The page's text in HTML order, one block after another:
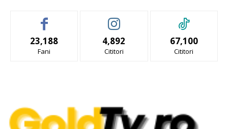
23,188
Fani
4,892
Cititori
67,100
Cititori